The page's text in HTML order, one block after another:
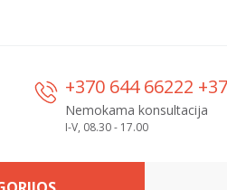
+370 644 66222
Nemokama konsultacija
I-V, 08.30 - 17.00